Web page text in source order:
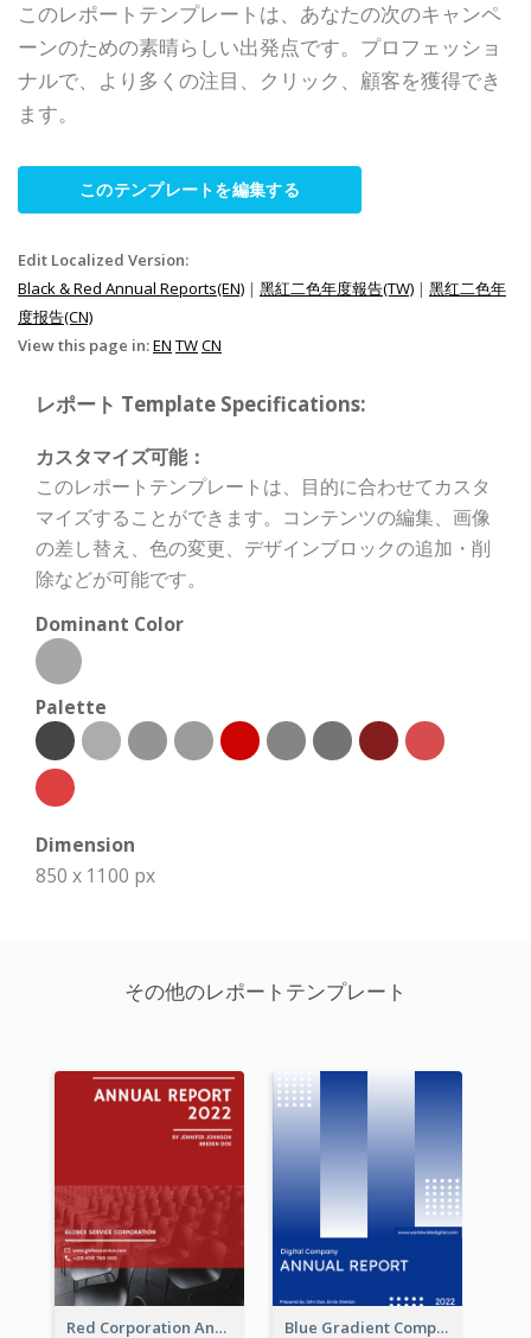
このレポートテンプレートは、あなたの次のキャンペ
ーンのための素晴らしい出発点です。プロフェッショ
ナルで、より多くの注目、クリック、顧客を獲得でき
ます。
このテンプレートを編集する
Edit Localized Version:
Black & Red Annual Reports(EN) | 黑紅二色年度報告(TW) | 黑红二色年
度报告(CN)
View this page in:EN TWCN
レポート Template Specifications:
カスタマイズ可能：
このレポートテンプレートは、目的に合わせてカスタ
マイズすることができます。コンテンツの編集、画像
の差し替え、色の変更、デザインブロックの追加・削
除などが可能です。
Dominant Color
Palette
Dimension
850 x 1100 px
その他のレポートテンプレート
Red Corporation Annual Report Blue Gradient Company Annual Report